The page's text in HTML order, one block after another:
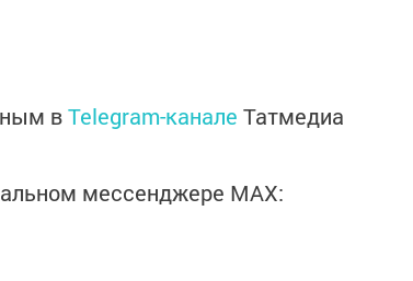
вTelegram-канале Татмедиа
мессенджере MАХ: